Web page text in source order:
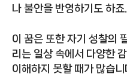
나 불안을 반영하기도 하죠.
이 꿈은 또한 자기 성찰의
리는 일상 속에서 다양한
이해하지 못할 때가 많습